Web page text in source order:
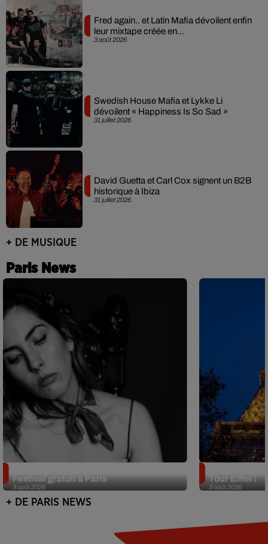
3 août 2026
Fred again.. et Latin Mafia dévoilent enfin
leur mixtape créée en...
31 juillet 2026
Swedish House Mafia et Lykke Li
dévoilent « Happiness Is So Sad »
31 juillet 2026
David Guetta et Carl Cox signent un B2B
historique à Ibiza
+ DE MUSIQUE
Paris News
3 août 2026
Festival gratuit à Paris
3 août 2026
Tour Eiffel !
+ DE PARIS NEWS